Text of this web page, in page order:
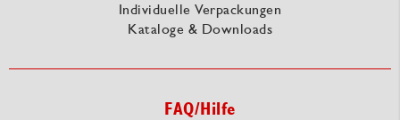
Individuelle Verpackungen
Kataloge & Downloads
FAQ/Hilfe